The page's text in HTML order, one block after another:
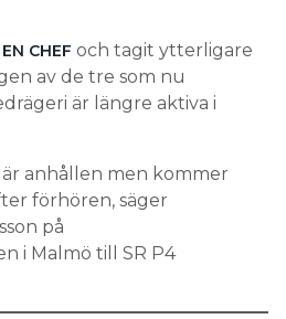
CHEF och tagit ytterligare
av de tre som nu
är längre aktiva i
är anhållen men kommer
förhören, säger
på
i Malmö till SR P4